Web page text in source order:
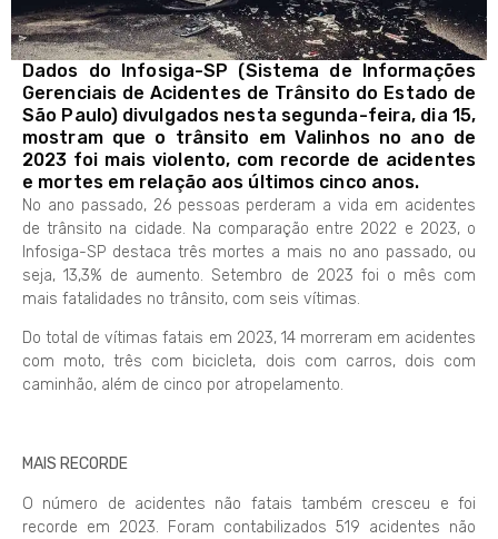
Dados do Infosiga-SP (Sistema de Informações
Gerenciais de Acidentes de Trânsito do Estado de
São Paulo) divulgados nesta segunda-feira, dia 15,
mostram que o trânsito em Valinhos no ano de
2023 foi mais violento, com recorde de acidentes
e mortes em relação aos últimos cinco anos.
No ano passado, 26 pessoas perderam a vida em acidentes
de trânsito na cidade. Na comparação entre 2022 e 2023, o
Infosiga-SP destaca três mortes a mais no ano passado, ou
seja, 13,3% de aumento. Setembro de 2023 foi o mês com
mais fatalidades no trânsito, com seis vítimas.
Do total de vítimas fatais em 2023, 14 morreram em acidentes
com moto, três com bicicleta, dois com carros, dois com
caminhão, além de cinco por atropelamento.
MAIS RECORDE
O número de acidentes não fatais também cresceu e foi
recorde em 2023. Foram contabilizados 519 acidentes não